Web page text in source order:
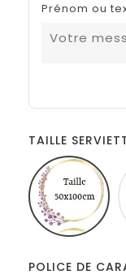
Prénom ou
TAILLE
X
POLICE DE